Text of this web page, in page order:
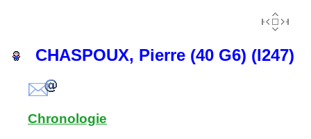
CHASPOUX, Pierre (40 G6) (I247)
Chronologie